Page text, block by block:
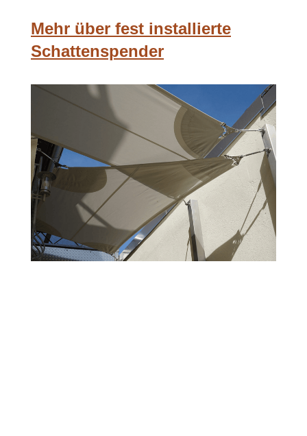
Mehr über fest installierte
Schattenspender